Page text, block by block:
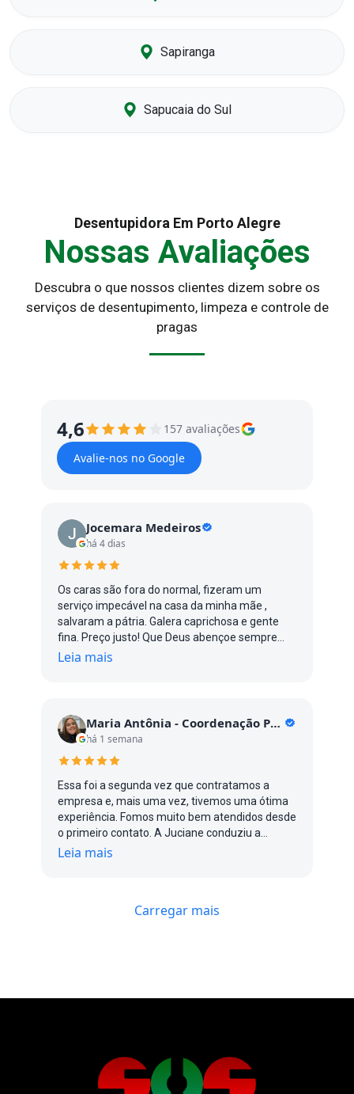
Sapiranga
Sapucaia do Sul
Desentupidora Em Porto Alegre
Nossas Avaliações
Descubra o que nossos clientes dizem sobre os
serviços de desentupimento, limpeza e controle de
pragas
4,6
157 avaliações
Avalie-nos no Google
Jocemara Medeiros
há 4 dias
Os caras são fora do normal, fizeram um
serviço impecável na casa da minha mãe ,
salvaram a pátria. Galera caprichosa e gente
fina. Preço justo! Que Deus abençoe sempre
vcs, pontual, agilidade, são firme no que falam e
Leia mais
Maria Antônia - Coordenação POA
há 1 semana
Essa foi a segunda vez que contratamos a
empresa e, mais uma vez, tivemos uma ótima
experiência. Fomos muito bem atendidos desde
o primeiro contato. A Juciane conduziu a
negociação de forma ágil e atenciosa, o que
realizou o serviço, foi muito educado, simpático
Leia mais
Carregar mais